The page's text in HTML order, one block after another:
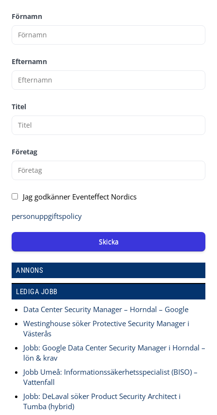
Förnamn
Efternamn
Titel
Företag
Jag godkänner Eventeffect Nordics
personuppgiftspolicy
Skicka
ANNONS
LEDIGA JOBB
Data Center Security Manager – Horndal – Google
Westinghouse söker Protective Security Manager i
Västerås
Jobb: Google Data Center Security Manager i Horndal –
lön & krav
Jobb Umeå: Informationssäkerhetsspecialist (BISO) –
Vattenfall
Jobb: DeLaval söker Product Security Architect i
Tumba (hybrid)